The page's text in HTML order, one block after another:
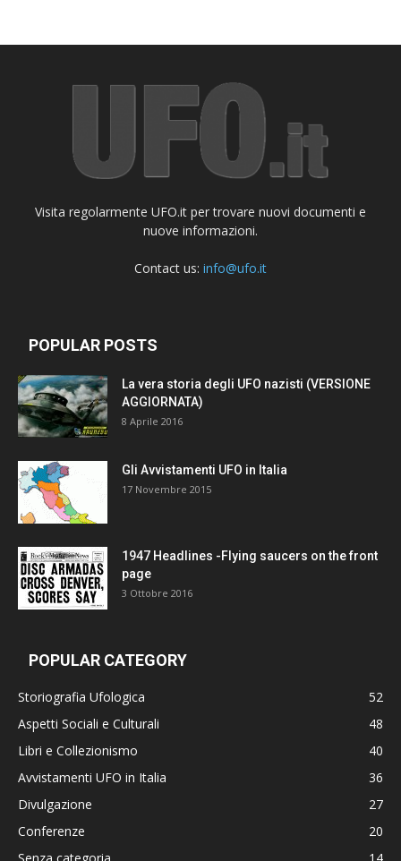
Visita regolarmente UFO.it per trovare nuovi documenti e
nuove informazioni.
Contact us: info@ufo.it
POPULAR POSTS
La vera storia degli UFO nazisti (VERSIONE
AGGIORNATA)
8 Aprile 2016
Gli Avvistamenti UFO in Italia
17 Novembre 2015
1947 Headlines -Flying saucers on the front
page
3 Ottobre 2016
POPULAR CATEGORY
Storiografia Ufologica
52
Aspetti Sociali e Culturali
48
Libri e Collezionismo
40
Avvistamenti UFO in Italia
36
Divulgazione
27
Conferenze
20
Senza categoria
14